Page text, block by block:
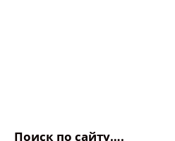
Поиск по сайту….